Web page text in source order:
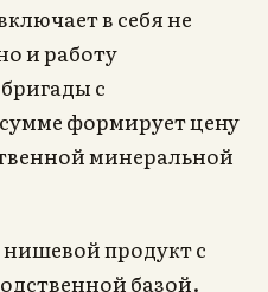
в себя не
и работу
с
формирует цену
минеральной
продукт с
базой.